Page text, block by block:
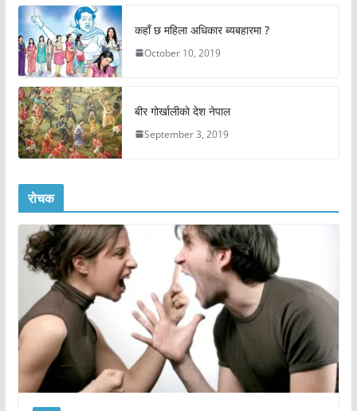
कहाँ छ महिला अधिकार ब्यबहारमा ?
October 10, 2019
बीर गोर्खालीको देश नेपाल
September 3, 2019
रोचक